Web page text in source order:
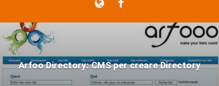
Arfoo Directory: CMS per creare Directory